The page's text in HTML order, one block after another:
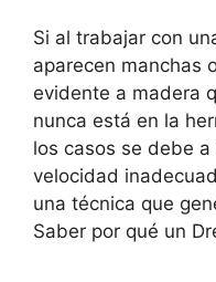
Si al trabajar con
aparecen manchas
evidente a madera
nunca está en la
los casos se debe
velocidad
una técnica que
Saber por qué un